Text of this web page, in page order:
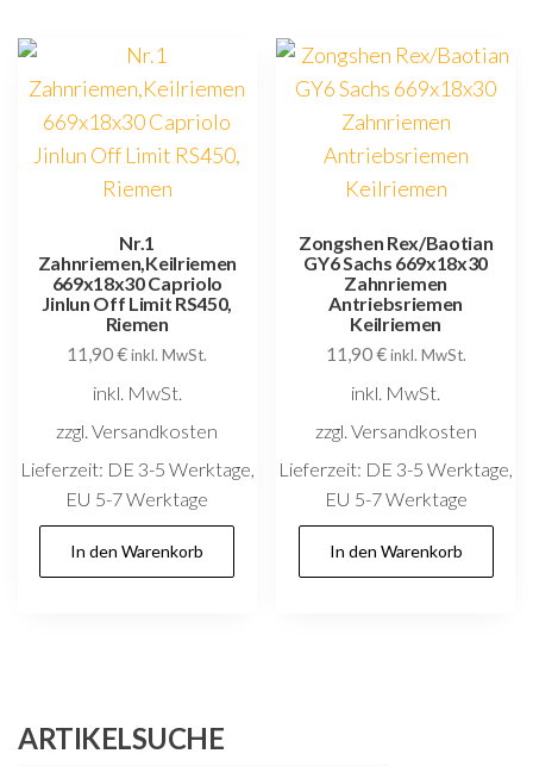
Nr.1
Zahnriemen,Keilriemen
669x18x30 Capriolo
Jinlun Off Limit RS450,
Riemen
11,90€ inkl. MwSt.
inkl. MwSt.
zzgl. Versandkosten
Lieferzeit: DE 3-5 Werktage,
EU 5-7 Werktage
In den Warenkorb
Zongshen Rex/Baotian
GY6 Sachs 669x18x30
Zahnriemen
Antriebsriemen
Keilriemen
11,90€ inkl. MwSt.
inkl. MwSt.
zzgl. Versandkosten
Lieferzeit: DE 3-5 Werktage,
EU 5-7 Werktage
In den Warenkorb
ARTIKELSUCHE